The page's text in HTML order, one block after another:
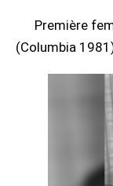
Première
(Columbia